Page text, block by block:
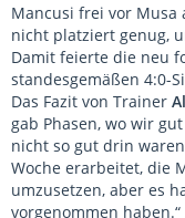
Mancusi frei vor Musa
nicht platziert genug,
Damit feierte die neu
standesgemäßen 4:0-
Das Fazit von Trainer
gab Phasen, wo wir
nicht so gut drin
Woche erarbeitet, die
umzusetzen, aber es
vorgenommen